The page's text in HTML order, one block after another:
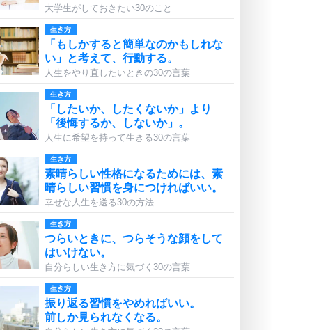
大学生がしておきたい30のこと
生き方
「もしかすると簡単なのかもしれな
い」と考えて、行動する。
人生をやり直したいときの30の言葉
生き方
「したいか、したくないか」より
「後悔するか、しないか」。
人生に希望を持って生きる30の言葉
生き方
素晴らしい性格になるためには、素
晴らしい習慣を身につければいい。
幸せな人生を送る30の方法
生き方
つらいときに、つらそうな顔をして
はいけない。
自分らしい生き方に気づく30の言葉
生き方
振り返る習慣をやめればいい。
前しか見られなくなる。